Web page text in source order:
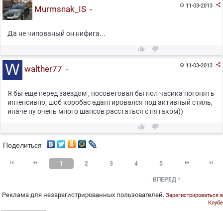
11-03-2013 
Murmsnak_IS
Да не чипованый он нифига...
 
11-03-2013 
walther77
Я бы еще перед заездом , посоветовал бы пол часика погонять
интенсивно, шоб коробас адаптировался под активный стиль,
иначе ну очень много шансов расстаться с пятаком))
 
Поделиться
  1 2 3 4 5  
ВПЕРЕД 
Реклама для незарегистрированных пользователей. Зарегистрироваться в
Клубе